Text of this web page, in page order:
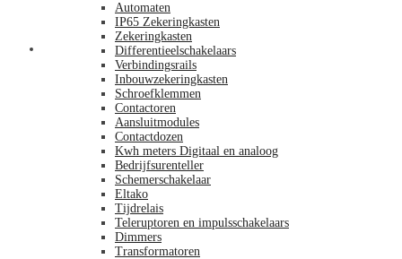
Automaten
IP65 Zekeringkasten
Zekeringkasten
Differentieelschakelaars
Verbindingsrails
Inbouwzekeringkasten
Schroefklemmen
Contactoren
Aansluitmodules
Contactdozen
Kwh meters Digitaal en analoog
Bedrijfsurenteller
Schemerschakelaar
Eltako
Tijdrelais
Teleruptoren en impulsschakelaars
Dimmers
Transformatoren